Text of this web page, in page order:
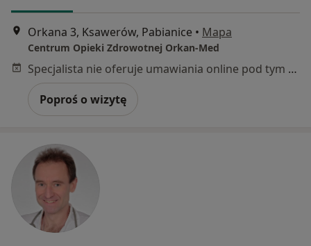
Orkana 3, Ksawerów, Pabianice • Mapa
Centrum Opieki Zdrowotnej Orkan-Med
Specjalista nie oferuje umawiania online pod tym adresem.
Poproś o wizytę